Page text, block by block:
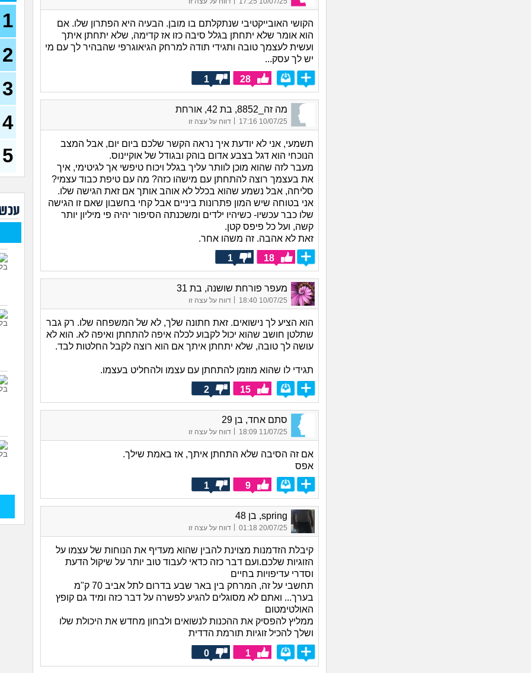
הקושי האובייקטיבי שנתקלתם בו מובן. הבעיה היא הפתרון שלו. אם
הוא אומר שלא יתחתן בגלל סיבה כזו אז קדימה, שלא יתחתן איתך
ועשית לעצמך טובה ותגידי תודה למרחק הגיאוגרפי שהבהיר לך עם מי
יש לך עסק...
28
1
מה זה_8852, בת 42, אורחת
10/07/25 17:16
| דווח על עצה זו
תשמעי, אני לא יודעת איך נראה הקשר שלכם ביום יום, אבל המצב
הנוכחי הוא דגל בצבע אדום בוהק ובגודל של אוקיינוס.
מעבר לזה שהוא מוכן לוותר עליך בגלל ויכוח טיפשי אך לגיטימי, איך
את בעצמך רוצה להתחתן עם מישהו כזה? מה עם טיפת כבוד עצמי?
סליחה, אבל נשמע שהוא בכלל לא אוהב אותך אם זאת הגישה שלו.
אני בטוחה שיש המון פתרונות ביניים אבל קחי בחשבון שאם זו הגישה
שלו כבר עכשיו- כשיהיו ילדים ומשכנתה הסיפור יהיה פי מיליון יותר
קשה, ועל כל פיפס קטן.
זאת לא אהבה. זה משהו אחר.
18
1
מעפר פורחת שושנה, בת 31
10/07/25 18:40 דווח על עצה זו
הוא הציע לך נישואים. זאת חתונה שלך, לא של המשפחה שלו. רק גבר
שתלטן חושב שהוא יכול לקבוע לכלה איפה להתחתן ואיפה לא. הוא לא
עושה לך טובה, שלא יתחתן איתך אם הוא רוצה לקבל החלטות לבד.
תגידי לו שהוא מוזמן להתחתן עם עצמו ולהחליט בעצמו.
15
2
סתם אחד, בן 29
11/07/25 18:09 דווח על עצה זו
אם זה הסיבה שלא התחתן איתך, אז באמת שילך.
אפס
9
1
spring, בן 48
20/07/25 01:18 דווח על עצה זו
קיבלת הזדמנות מצוינת להבין שהוא מעדיף את הנוחות של עצמו על
הזוגיות שלכם.ועם דבר כזה כדאי לעבוד טוב יותר על שיקול הדעת
וסדרי עדיפויות בחיים
תחשבי על זה, המרחק בין באר שבע בדרום לתל אביב 70 ק"מ
בערך... ואתם לא מסוגלים להגיע לפשרה על דבר כזה ומיד גם קופץ
האולטימטום
ממליץ להפסיק את ההכנות לנשואים ולבחון מחדש את היכולת שלו
ושלך להכיל זוגיות תורמת הדדית
1
0
(לחם
40)
לא
29)
26)
1
2
3
4
5